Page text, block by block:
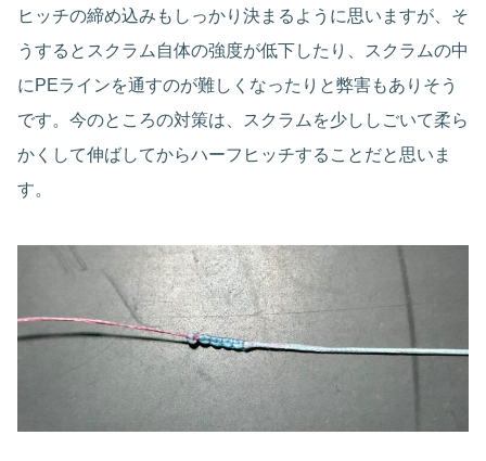
ヒッチの締め込みもしっかり決まるように思いますが、そ
うするとスクラム自体の強度が低下したり、スクラムの中
にPEラインを通すのが難しくなったりと弊害もありそう
です。今のところの対策は、スクラムを少ししごいて柔ら
かくして伸ばしてからハーフヒッチすることだと思いま
す。